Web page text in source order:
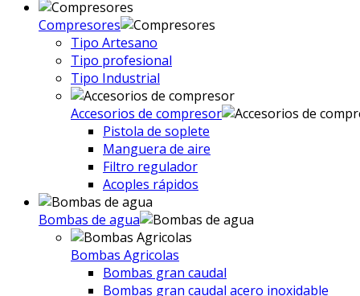
Compresores
Tipo Artesano
Tipo profesional
Tipo Industrial
Accesorios de compresor
Pistola de soplete
Manguera de aire
Filtro regulador
Acoples rápidos
Bombas de agua
Bombas Agricolas
Bombas gran caudal
Bombas gran caudal acero inoxidable